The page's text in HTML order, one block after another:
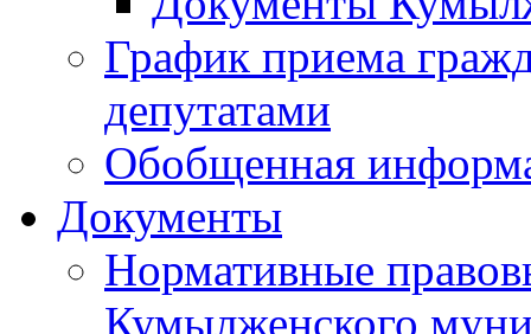
График приема
депутатами
Обобщенная
Документы
Нормативные
Кумылженского